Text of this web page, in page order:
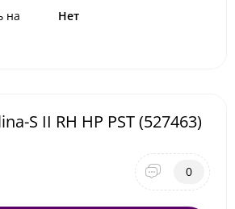
на
Нет
S II RH HP PST (527463)
0